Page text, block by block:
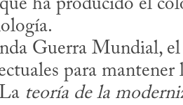
ha producido el
para
teoría de la